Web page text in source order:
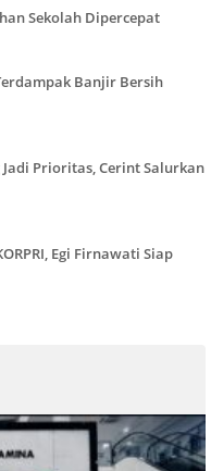
Sekolah Dipercepat
Banjir Bersih
Prioritas, Cerint Salurkan
Egi Firnawati Siap